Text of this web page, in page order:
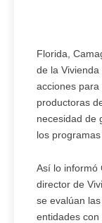
Florida,
de la
acciones
productoras
necesidad de
los
Así lo informó
director de
se evalúan
entidades